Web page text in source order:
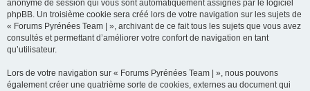
anonyme de session qui vous sont automatiquement assignés par le logiciel
phpBB. Un troisième cookie sera créé lors de votre navigation sur les sujets de
« Forums Pyrénées Team | », archivant de ce fait tous les sujets que vous avez
consultés et permettant d’améliorer votre confort de navigation en tant
qu’utilisateur.
Lors de votre navigation sur « Forums Pyrénées Team | », nous pouvons
également créer une quatrième sorte de cookies, externes au document qui